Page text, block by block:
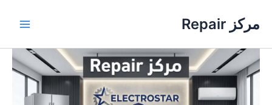
المحتوى
مركز Repair